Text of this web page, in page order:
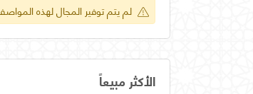
لم يتم توفير المجال لهذه
الأكثر مبيعاً